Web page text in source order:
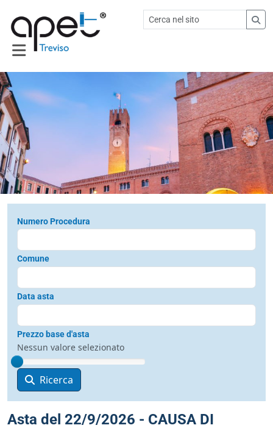
Numero Procedura
Comune
Data asta
Prezzo base d'asta
Nessun valore selezionato
Ricerca
Asta del 22/9/2026 - CAUSA DI